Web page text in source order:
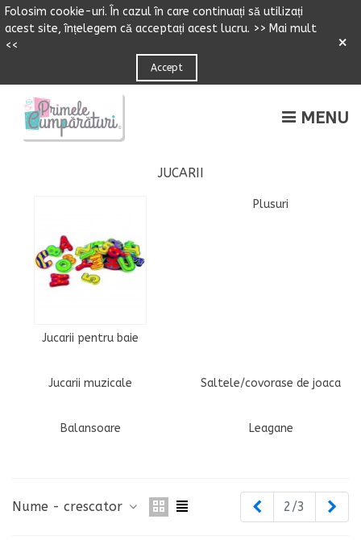
Folosim cookie-uri. n cazulîn care continuați să utilizați
acest site,înțelegem că acceptați acest lucru. >> Mai mult
<<
Accept
×
MENU
JUCARII
Jucarii pentru baie
Plusuri
Jucarii muzicale Saltele/covorase de joaca
Balansoare Leagane
Nume - crescator Inapoi
2/3